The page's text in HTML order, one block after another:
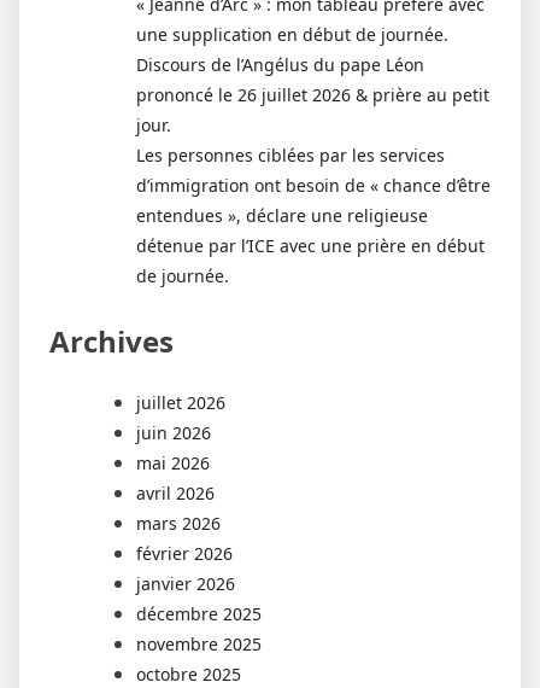
une supplication en début de journée.
Discours de l’Angélus du pape Léon
prononcé le 26 juillet 2026 & prière au petit
jour.
Les personnes ciblées par les services
d’immigration ont besoin de « chance d’être
entendues », déclare une religieuse
détenue par l’ICE avec une prière en début
de journée.
Archives
juillet 2026
juin 2026
mai 2026
avril 2026
mars 2026
février 2026
janvier 2026
décembre 2025
novembre 2025
octobre 2025